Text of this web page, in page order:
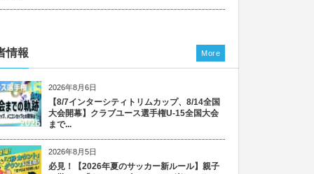
情報
2026年8月6日
【8/7インターシティトリムカップ、8/14全国
大会開幕】クラブユース選手権U-15全国大会
まで...
2026年8月5日
必見！【2026年夏のサッカー新ルール】親子
More